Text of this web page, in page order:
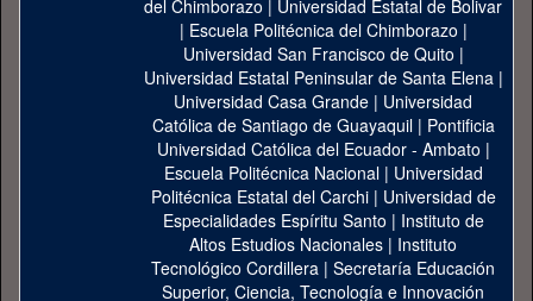
del Chimborazo | Universidad Estatal de Bolivar
| Escuela Politécnica del Chimborazo |
Universidad San Francisco de Quito |
Universidad Estatal Peninsular de Santa Elena|
Universidad Casa Grande | Universidad
Católica de Santiago de Guayaquil| Pontificia
Universidad Católica del Ecuador - Ambato |
Escuela Politécnica Nacional| Universidad
Politécnica Estatal del Carchi| Universidad de
Especialidades Espíritu Santo | Instituto de
Altos Estudios Nacionales | Instituto
Tecnológico Cordillera | Secretaría Educación
Superior, Ciencia, Tecnología e Innovación